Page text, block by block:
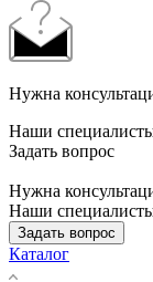
Нужна
Наши
Задать вопрос
Нужна
Наши
Задать вопрос
Каталог